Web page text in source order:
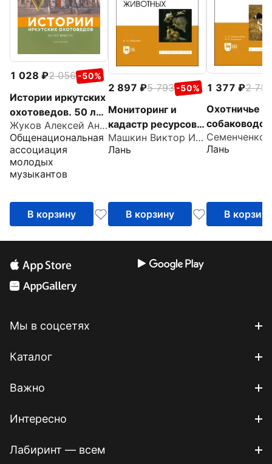
1 028 2 056 -50%
Истории иркутских
охотоведов. 50 лет
вместе. Том 3
Жуков Алексей Анатольевич
Общенациональная
ассоциация
молодых
музыкантов
В корзину
2 897 5 793 -50%
Мониторинг и
кадастр ресурсов
позвоночных
животных. Учебное
Машкин Виктор Иванович
Лань
В корзину
1 377
2 754
Охотничье
Учебник для
Лань
В корзину
Мы в соцсетях
Каталог
Важно
Интересно
Лабиринт — всем